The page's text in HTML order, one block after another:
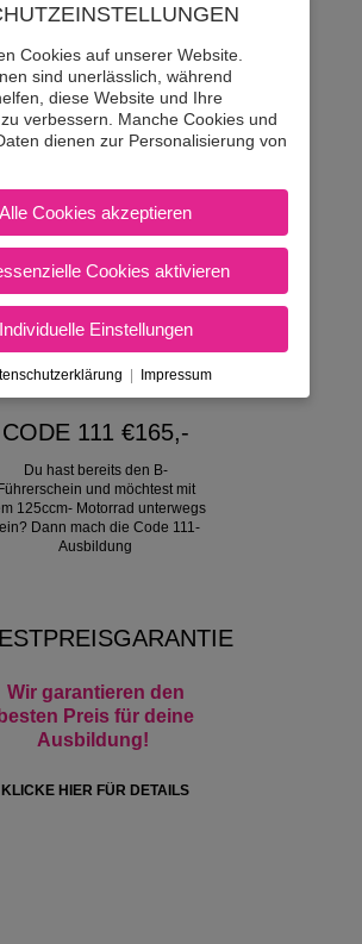
ANMELDUNG!
Jetzt anmelden und
im Wert von bis
zu €100 GRATISerhalten!
MOPED AB € 225,-
Mach noch heuer deine AM-
Führerscheinpaket sind Kurs,
Fahrstunden und Prüfung
enthalten!
CODE 111 €165,-
Du hast bereits den B-
Führerschein und möchtest mit
125ccm- Motorrad unterwegs
Dann mach die Code 111-
Ausbildung
Wir garantieren den
besten Preis für deine
Ausbildung!
KLICKE HIER FÜR DETAILS
Cookies auf unserer Website.
sind unerlässlich, während
diese Website und Ihre
verbessern. Manche Cookies und
dienen zur Personalisierung von
Alle Cookies akzeptieren
Cookies aktivieren
Individuelle Einstellungen
| Impressum